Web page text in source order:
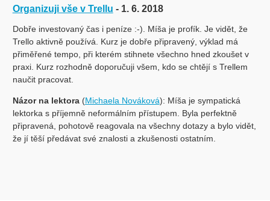
Organizuji vše v Trellu - 1. 6. 2018
Dobře investovaný čas i peníze :-). Míša je profík. Je vidět, že
Trello aktivně používá. Kurz je dobře připravený, výklad má
přiměřené tempo, při kterém stihnete všechno hned zkoušet v
praxi. Kurz rozhodně doporučuji všem, kdo se chtějí s Trellem
naučit pracovat.
Názor na lektora(Michaela Nováková): Míša je sympatická
lektorka s příjemně neformálním přístupem. Byla perfektně
připravená, pohotově reagovala na všechny dotazy a bylo vidět,
že jí těší předávat své znalosti a zkušenosti ostatním.